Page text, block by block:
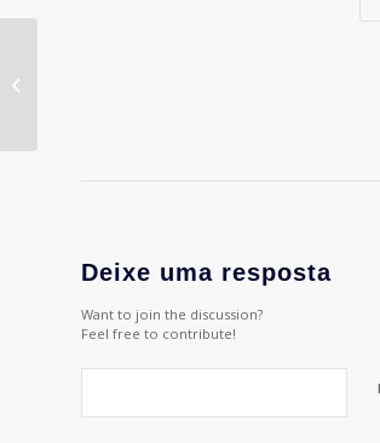
Deixe uma resposta
Want to join the discussion?
Feel free to contribute!